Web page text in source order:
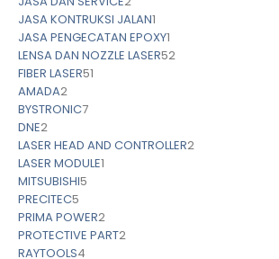
JASA KONTRUKSI JALAN1
JASA PENGECATAN EPOXY1
LENSA DAN NOZZLE LASER52
FIBER LASER51
AMADA2
BYSTRONIC7
DNE2
LASER HEAD AND CONTROLLER2
LASER MODULE1
MITSUBISHI5
PRECITEC5
PRIMA POWER2
PROTECTIVE PART2
RAYTOOLS4